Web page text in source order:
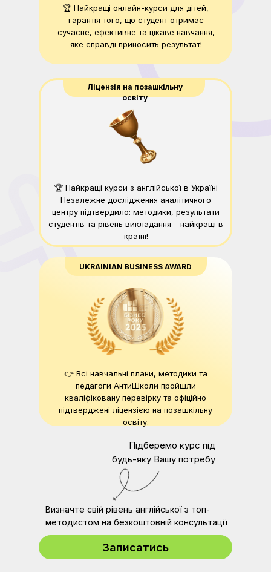
🏆 Найкращі онлайн-курси для дітей,
гарантія того, що студент отримає
сучасне, ефективне та цікаве навчання,
яке справді приносить результат!
👉 Всі навчальні плани, методики та
педагоги АнтиШколи пройшли
кваліфіковану перевірку та офіційно
підтверджені ліцензією на позашкільну
освіту.
Ліцензія на позашкільну
освіту
UKRAINIAN BUSINESS AWARD
🏆 Найкращі курси з англійської в Україні
Незалежне дослідження аналітичного
центру підтвердило: методики, результати
студентів та рівень викладання – найкращі в
країні!
Підберемо курс під
будь-яку Вашу потребу
Визначте свій рівень англійської з топ-
методистом на безкоштовній консультації
Записатись